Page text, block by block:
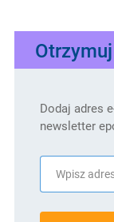
Dodaj adres
newsletter